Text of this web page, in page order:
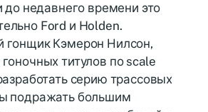
до недавнего времени это
Ford и Holden.
гонщик Кэмерон Нилсон,
титулов по scale
серию трассовых
подражать большим